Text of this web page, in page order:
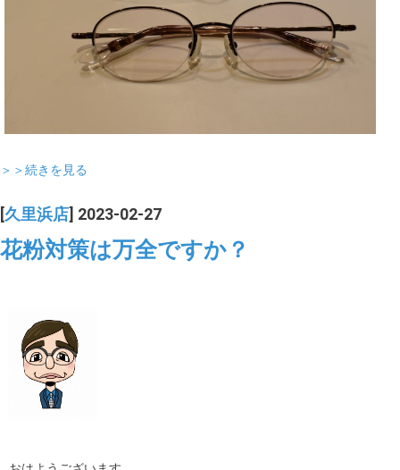
＞＞続きを見る
[久里浜店] 2023-02-27
花粉対策は万全ですか？